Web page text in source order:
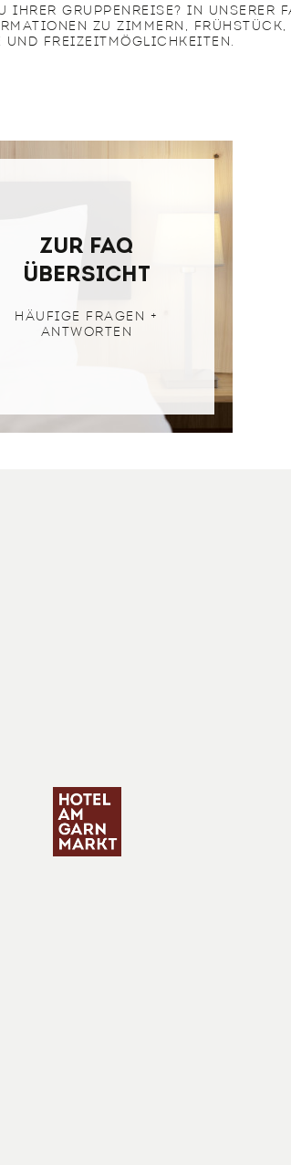
IHRER GRUPPENREISE? IN UNSERER
ZU ZIMMERN, FRÜHSTÜCK,
UND FREIZEITMÖGLICHKEITEN.
zur faq
übersicht
HÄUFIGE FRAGEN +
ANTWORTEN